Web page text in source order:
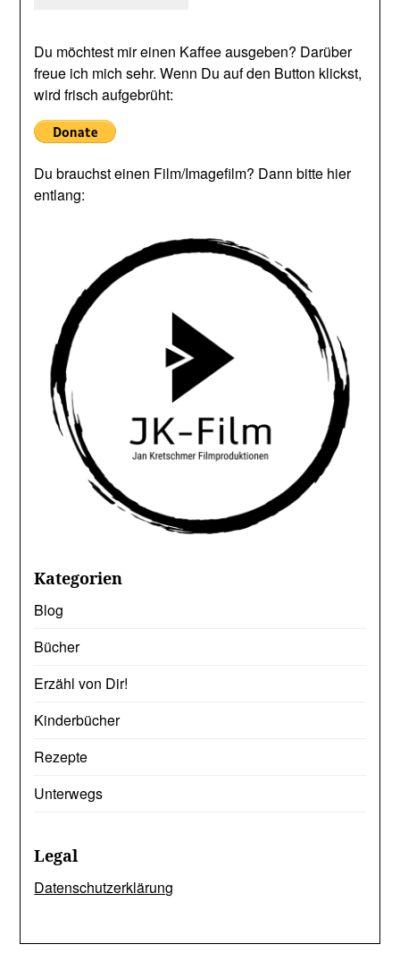
Du möchtest mir einen Kaffee ausgeben? Darüber
freue ich mich sehr. Wenn Du auf den Button klickst,
wird frisch aufgebrüht:
Du brauchst einen Film/Imagefilm? Dann bitte hier
entlang:
Kategorien
Blog
Bücher
Erzähl von Dir!
Kinderbücher
Rezepte
Unterwegs
Legal
Datenschutzerklärung